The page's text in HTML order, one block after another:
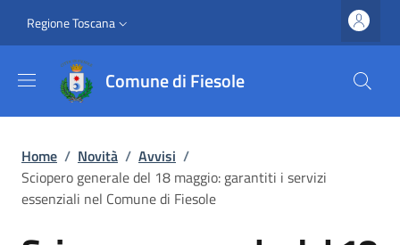
Slim top
Regione Toscana
Comune di Fiesole
Briciole di pane
Home / Novità / Avvisi /
Sciopero generale del 18 maggio: garantiti i servizi
essenziali nel Comune di Fiesole